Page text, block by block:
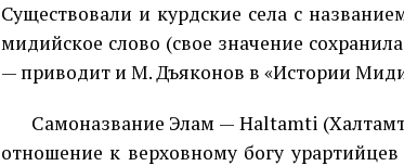
Существовали и курдские села с
мидийское слово (свое значение
— приводит и М. Дъяконов в «Истории
Самоназвание Элам — Haltamti
отношение к верховному богу урартийцев